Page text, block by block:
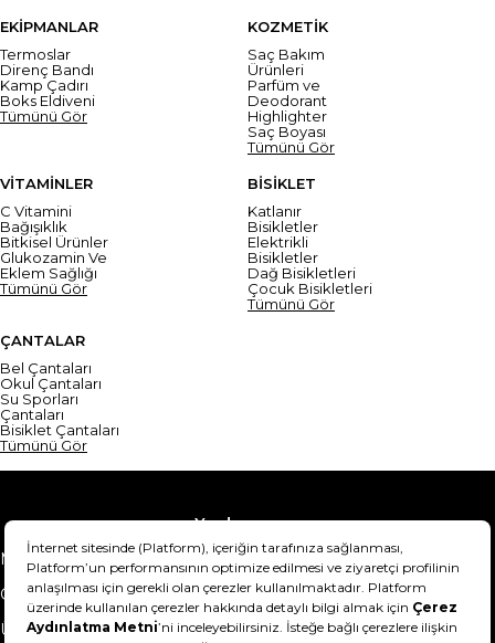
EKİPMANLAR
Termoslar
Direnç Bandı
Kamp Çadırı
Boks Eldiveni
Tümünü Gör
KOZMETİK
Saç Bakım
Ürünleri
Parfüm ve
Deodorant
Highlighter
Saç Boyası
Tümünü Gör
VİTAMİNLER
C Vitamini
Bağışıklık
Bitkisel Ürünler
Glukozamin Ve
Eklem Sağlığı
Tümünü Gör
BİSİKLET
Katlanır
Bisikletler
Elektrikli
Bisikletler
Dağ Bisikletleri
Çocuk Bisikletleri
Tümünü Gör
ÇANTALAR
Bel Çantaları
Okul Çantaları
Su Sporları
Çantaları
Bisiklet Çantaları
Tümünü Gör
Yardım
Mesafeli Satış Sözleşmesi
Teslimat Bilgisi
Gizlilik Sözleşmesi
Şartlar & Koşullar
Ürünümü nasıl iade
Hakkımızda